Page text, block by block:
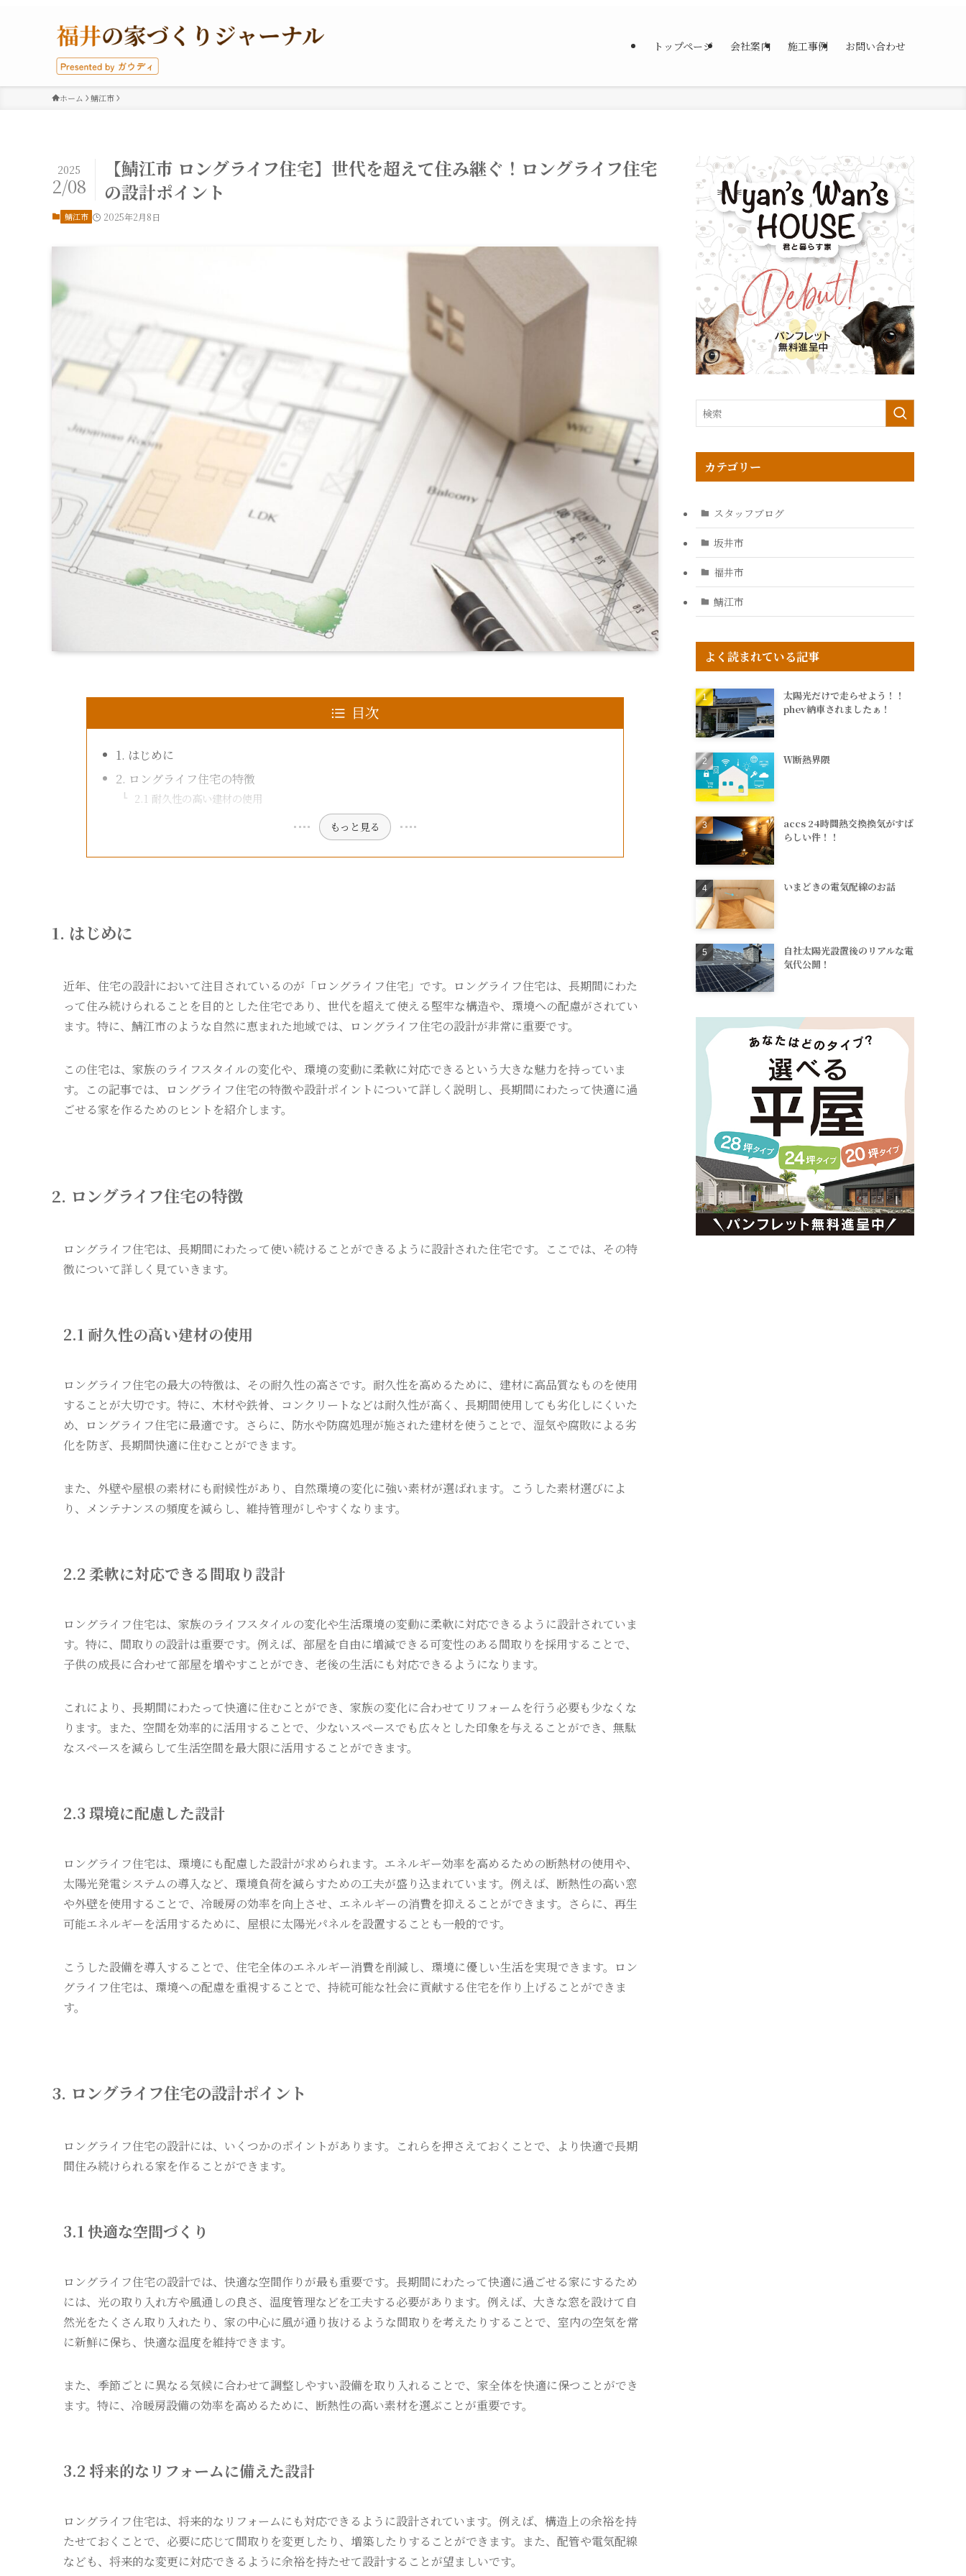
トップページ 会社案内 施工事例 お問い合わせ
ホーム 鯖江市
【鯖江市 ロングライフ住宅】世代を超えて住み継ぐ！ロングライフ住宅
の設計ポイント
2025
2/08
鯖江市 2025年2月8日
目次
1. はじめに
2. ロングライフ住宅の特徴
2.1 耐久性の高い建材の使用
もっと見る
1. はじめに
近年、住宅の設計において注目されているのが「ロングライフ住宅」です。ロングライフ住宅は、長期間にわた
って住み続けられることを目的とした住宅であり、世代を超えて使える堅牢な構造や、環境への配慮がされてい
ます。特に、鯖江市のような自然に恵まれた地域では、ロングライフ住宅の設計が非常に重要です。
この住宅は、家族のライフスタイルの変化や、環境の変動に柔軟に対応できるという大きな魅力を持っていま
す。この記事では、ロングライフ住宅の特徴や設計ポイントについて詳しく説明し、長期間にわたって快適に過
ごせる家を作るためのヒントを紹介します。
2. ロングライフ住宅の特徴
ロングライフ住宅は、長期間にわたって使い続けることができるように設計された住宅です。ここでは、その特
徴について詳しく見ていきます。
2.1 耐久性の高い建材の使用
ロングライフ住宅の最大の特徴は、その耐久性の高さです。耐久性を高めるために、建材に高品質なものを使用
することが大切です。特に、木材や鉄骨、コンクリートなどは耐久性が高く、長期間使用しても劣化しにくいた
め、ロングライフ住宅に最適です。さらに、防水や防腐処理が施された建材を使うことで、湿気や腐敗による劣
化を防ぎ、長期間快適に住むことができます。
また、外壁や屋根の素材にも耐候性があり、自然環境の変化に強い素材が選ばれます。こうした素材選びによ
り、メンテナンスの頻度を減らし、維持管理がしやすくなります。
2.2 柔軟に対応できる間取り設計
ロングライフ住宅は、家族のライフスタイルの変化や生活環境の変動に柔軟に対応できるように設計されていま
す。特に、間取りの設計は重要です。例えば、部屋を自由に増減できる可変性のある間取りを採用することで、
子供の成長に合わせて部屋を増やすことができ、老後の生活にも対応できるようになります。
これにより、長期間にわたって快適に住むことができ、家族の変化に合わせてリフォームを行う必要も少なくな
ります。また、空間を効率的に活用することで、少ないスペースでも広々とした印象を与えることができ、無駄
なスペースを減らして生活空間を最大限に活用することができます。
2.3 環境に配慮した設計
ロングライフ住宅は、環境にも配慮した設計が求められます。エネルギー効率を高めるための断熱材の使用や、
太陽光発電システムの導入など、環境負荷を減らすための工夫が盛り込まれています。例えば、断熱性の高い窓
や外壁を使用することで、冷暖房の効率を向上させ、エネルギーの消費を抑えることができます。さらに、再生
可能エネルギーを活用するために、屋根に太陽光パネルを設置することも一般的です。
こうした設備を導入することで、住宅全体のエネルギー消費を削減し、環境に優しい生活を実現できます。ロン
グライフ住宅は、環境への配慮を重視することで、持続可能な社会に貢献する住宅を作り上げることができま
す。
3. ロングライフ住宅の設計ポイント
ロングライフ住宅の設計には、いくつかのポイントがあります。これらを押さえておくことで、より快適で長期
間住み続けられる家を作ることができます。
3.1 快適な空間づくり
ロングライフ住宅の設計では、快適な空間作りが最も重要です。長期間にわたって快適に過ごせる家にするため
には、光の取り入れ方や風通しの良さ、温度管理などを工夫する必要があります。例えば、大きな窓を設けて自
然光をたくさん取り入れたり、家の中心に風が通り抜けるような間取りを考えたりすることで、室内の空気を常
に新鮮に保ち、快適な温度を維持できます。
また、季節ごとに異なる気候に合わせて調整しやすい設備を取り入れることで、家全体を快適に保つことができ
ます。特に、冷暖房設備の効率を高めるために、断熱性の高い素材を選ぶことが重要です。
3.2 将来的なリフォームに備えた設計
ロングライフ住宅は、将来的なリフォームにも対応できるように設計されています。例えば、構造上の余裕を持
たせておくことで、必要に応じて間取りを変更したり、増築したりすることができます。また、配管や電気配線
なども、将来的な変更に対応できるように余裕を持たせて設計することが望ましいです。
カテゴリー
スタッフブログ
坂井市
福井市
鯖江市
よく読まれている記事
太陽光だけで走らせよう！！
phev納車されましたぁ！
Ｗ断熱界隈
accs 24時間熱交換換気がすば
らしい件！！
いまどきの電気配線のお話
自社太陽光設置後のリアルな電
気代公開！